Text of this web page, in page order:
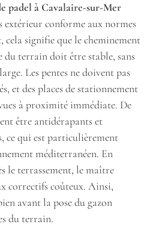
padel à Cavalaire-sur-Mer
extérieur conforme aux normes
cela signifie que le cheminement
du terrain doit être stable, sans
Les pentes ne doivent pas
et des places de stationnement
à proximité immédiate. De
être antidérapants et
ce qui est particulièrement
méditerranéen. En
le terrassement, le maître
correctifs coûteux. Ainsi,
avant la pose du gazon
du terrain.